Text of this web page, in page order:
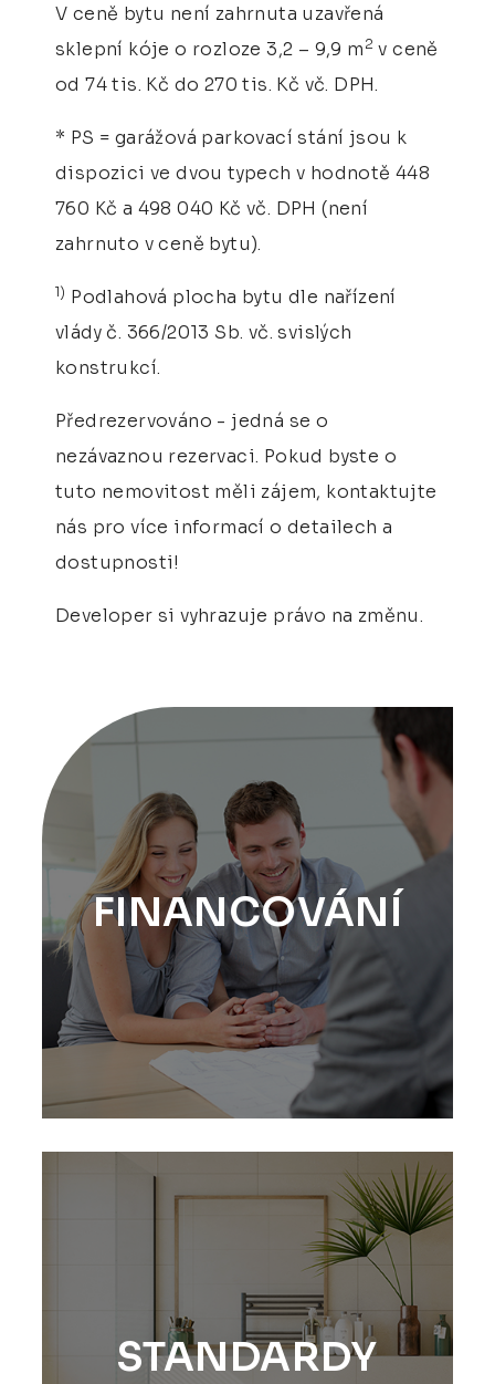
V ceně bytu není zahrnuta uzavřená
sklepní kóje o rozloze 3,2 – 9,9 m 2 v ceně
od 74 tis. Kč do 270 tis. Kč vč. DPH.
* PS = garážová parkovací stání jsou k
dispozici ve dvou typech v hodnotě 448
760 Kč a 498 040 Kč vč. DPH (není
zahrnuto v ceně bytu).
1) Podlahová plocha bytu dle nařízení
vlády č. 366/2013 Sb. vč. svislých
konstrukcí.
Předrezervováno - jedná se o
nezávaznou rezervaci. Pokud byste o
tuto nemovitost měli zájem, kontaktujte
nás pro více informací o detailech a
dostupnosti!
Developer si vyhrazuje právo na změnu.
FINANCOVÁNÍ
STANDARDY